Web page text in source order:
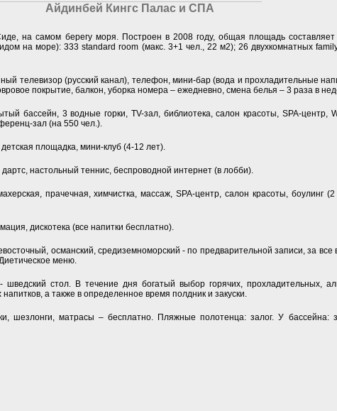
Айдинбей Кингс Палас и СПА
на самом берегу моря. Построен в 2008 году, общая площадь
на море): 333 standard room (макс. 3+1 чел., 22 м2); 26 двухкомнатных
телевизор (русский канал), телефон, мини-бар (вода и прохладительные
покрытие, балкон, уборка номера – ежедневно, смена белья – 3 раза в
бассейн, 3 водные горки, ТV-зал, библиотека, салон красоты, SPA-центр,
зал (на 550 чел.).
площадка, мини-клуб (4-12 лет).
настольный теннис, беспроводной интернет (в лобби).
прачечная, химчистка, массаж, SPA-центр, салон красоты, боулинг
дискотека (все напитки бесплатно).
османский, средиземноморский - по предварительной записи, за
меню.
стол. В течение дня богатый выбор горячих, прохладительных,
а также в определенное время полдник и закуски.
шезлонги, матрасы – бесплатно. Пляжные полотенца: залог. У бассейна: